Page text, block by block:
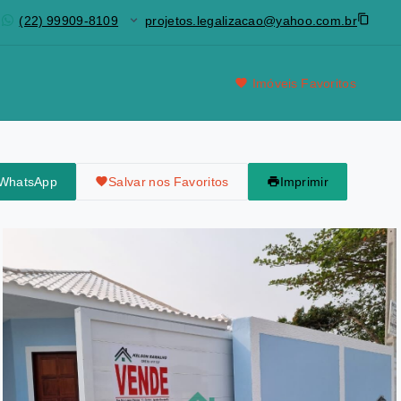
(22) 99909-8109 projetos.legalizacao@yahoo.com.br
Imóveis Favoritos
Salvar nos Favoritos Imprimir